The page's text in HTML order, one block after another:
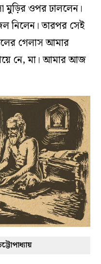
মুড়ির ওপর ঢাললেন।
নিলেন। তারপর সেই
গেলাস আমার
নে, মা। আমার আজ